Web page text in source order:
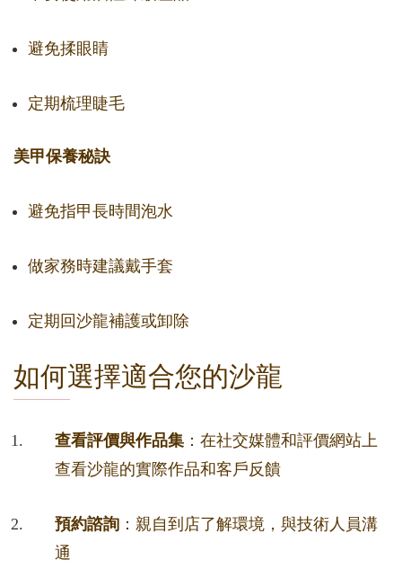
避免揉眼睛
定期梳理睫毛
美甲保養秘訣
避免指甲長時間泡水
做家務時建議戴手套
定期回沙龍補護或卸除
如何選擇適合您的沙龍
查看評價與作品集 ：在社交媒體和評價網站上
查看沙龍的實際作品和客戶反饋
預約諮詢 ：親自到店了解環境，與技術人員溝
通